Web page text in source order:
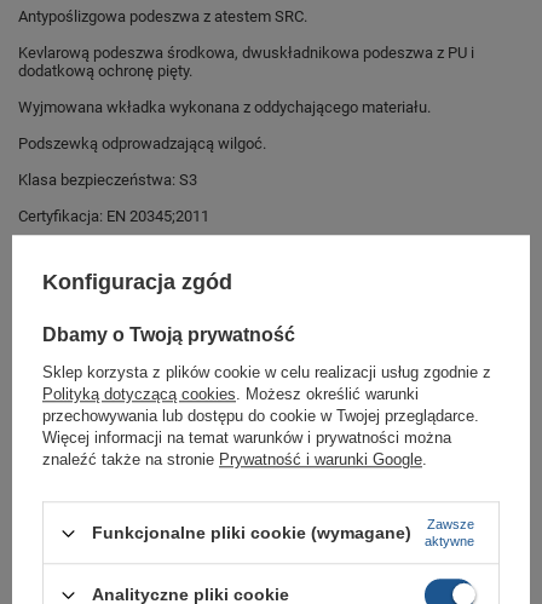
Antypoślizgowa podeszwa z atestem SRC.
Kevlarową podeszwa środkowa, dwuskładnikowa podeszwa z PU i
dodatkową ochronę pięty.
Wyjmowana wkładka wykonana z oddychającego materiału.
Podszewką odprowadzającą wilgoć.
Klasa bezpieczeństwa: S3
Certyfikacja: EN 20345;2011
rodziny sklep butomania.pl
Buty robocze od No Risk w standardowych rozmiarach 40, 41, 42, 42.5,
43, 44, 45, 45.5, 46, 47.5, 48.5
Zobacz jakie rozmiary są dostępne.
Sklep Butomania.pl to największy wybór obuwia sportowego dla całej
Twojej rodziny.
oryginalny i pochodzi z oficjalnej sieci dystrybucyjnej.
W ciągu 30 dni możesz dokonać zwrotu bądź wymiany towaru bez
podania przyczyny.
Konfiguracja zgód
Dbamy o Twoją prywatność
Sklep korzysta z plików cookie w celu realizacji usług zgodnie z
Polityką dotyczącą cookies. Możesz określić warunki
przechowywania lub dostępu do cookie w Twojej przeglądarce.
Więcej informacji na temat warunków i prywatności można
znaleźć także na stronie Prywatność i warunki Google.
Funkcjonalne pliki cookie (wymagane)
Zawsze
aktywne
Analityczne pliki cookie